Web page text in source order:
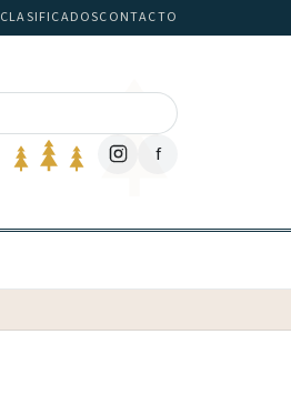
CLASIFICADOSCONTACTO
f